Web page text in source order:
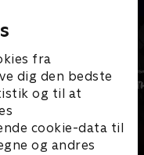
fra
dig den bedste
og til at
cookie-data til
og andres